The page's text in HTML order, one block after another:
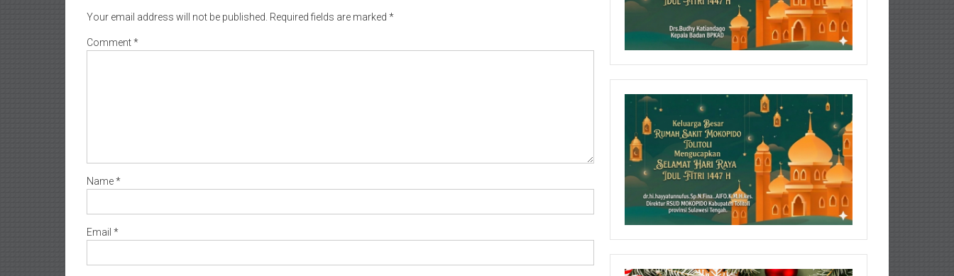
Your email address will not be published. Required fields are marked *
Comment*
Name*
Email *